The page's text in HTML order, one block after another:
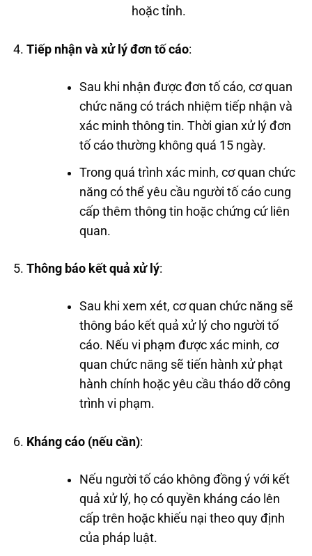
hoặc tỉnh.
Tiếp nhận và xử lý đơn tố cáo:
Sau khi nhận được đơn tố cáo, cơ quan
chức năng có trách nhiệm tiếp nhận và
xác minh thông tin. Thời gian xử lý đơn
tố cáo thường không quá 15 ngày.
Trong quá trình xác minh, cơ quan chức
năng có thể yêu cầu người tố cáo cung
cấp thêm thông tin hoặc chứng cứ liên
quan.
Thông báo kết quả xử lý:
Sau khi xem xét, cơ quan chức năng sẽ
thông báo kết quả xử lý cho người tố
cáo. Nếu vi phạm được xác minh, cơ
quan chức năng sẽ tiến hành xử phạt
hành chính hoặc yêu cầu tháo dỡ công
trình vi phạm.
Kháng cáo (nếu cần):
Nếu người tố cáo không đồng ý với kết
quả xử lý, họ có quyền kháng cáo lên
cấp trên hoặc khiếu nại theo quy định
của pháp luật.